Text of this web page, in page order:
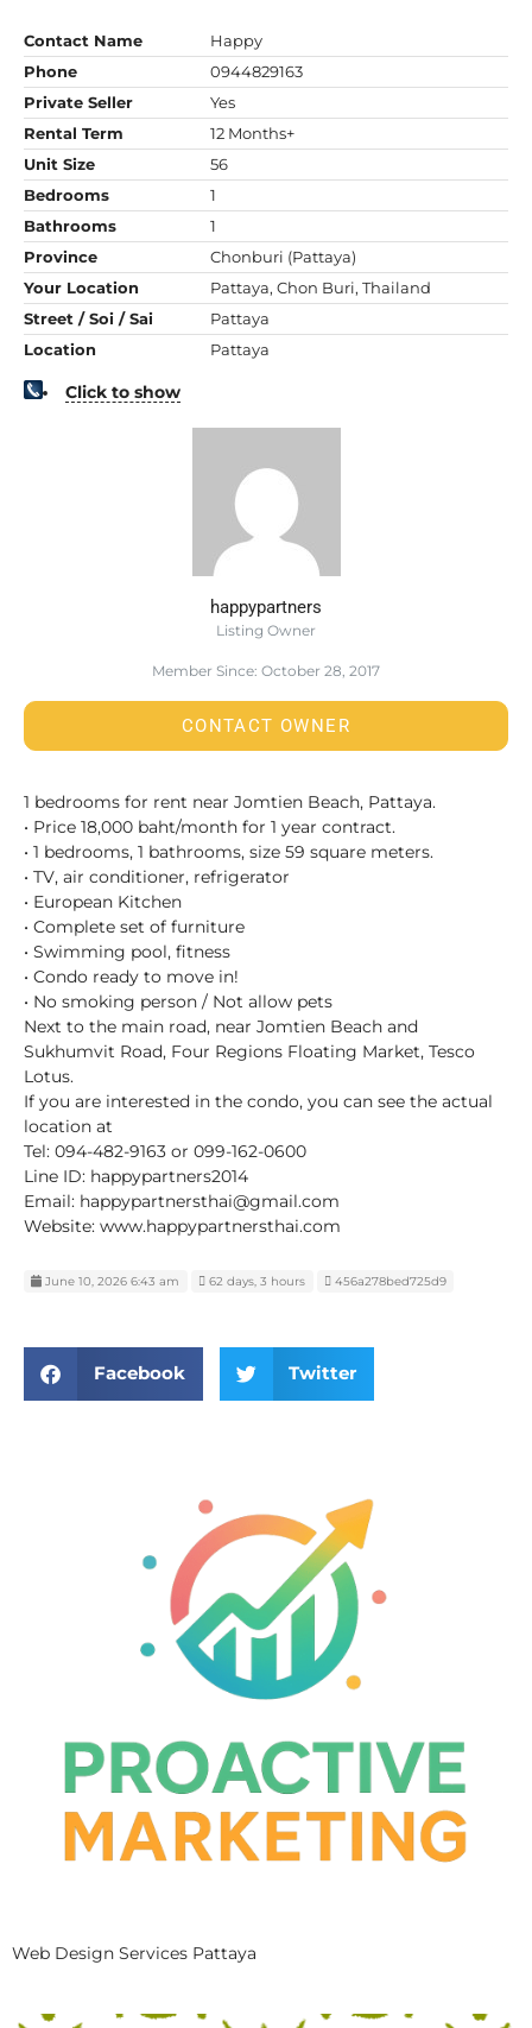
Contact Name
Happy
Phone
0944829163
Private Seller
Yes
Rental Term
12 Months+
Unit Size
56
Bedrooms
1
Bathrooms
1
Province
Chonburi (Pattaya)
Your Location
Pattaya, Chon Buri, Thailand
Street / Soi / Sai
Pattaya
Location
Pattaya
Click to show
happypartners
Listing Owner
Member Since: October 28, 2017
CONTACT OWNER
1 bedrooms for rent near Jomtien Beach, Pattaya.
• Price 18,000 baht/month for 1 year contract.
• 1 bedrooms, 1 bathrooms, size 59 square meters.
• TV, air conditioner, refrigerator
• European Kitchen
• Complete set of furniture
• Swimming pool, fitness
• Condo ready to move in!
• No smoking person / Not allow pets
Next to the main road, near Jomtien Beach and
Sukhumvit Road, Four Regions Floating Market, Tesco
Lotus.
If you are interested in the condo, you can see the actual
location at
Tel: 094-482-9163 or 099-162-0600
Line ID: happypartners2014
Email: happypartnersthai@gmail.com
Website: www.happypartnersthai.com
June 10, 2026 6:43 am 62 days, 3 hours 456a278bed725d9
Facebook Twitter
Web Design Services Pattaya